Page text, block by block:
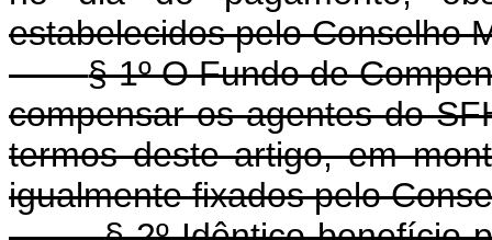
estabelecidos pelo Conselho
§ 1º O Fundo de
compensar os agentes do
termos deste artigo, em
igualmente fixados pelo